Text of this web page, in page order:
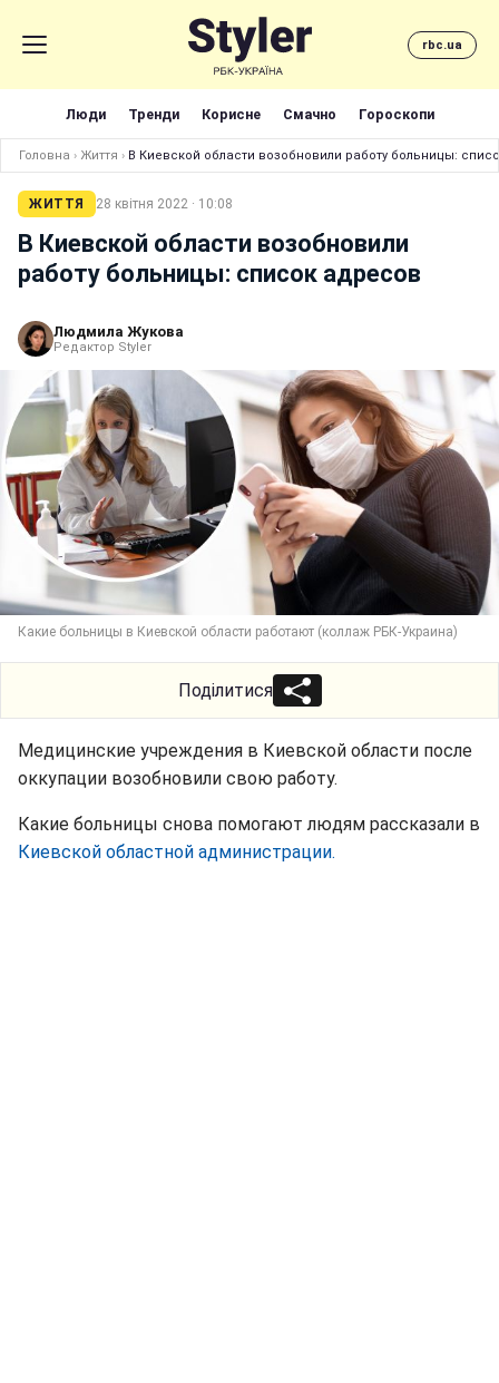
rbc.ua
Люди Тренди Корисне Смачно Гороскопи
Головна › Життя › В Киевской области возобновили работу больницы:
ЖИТТЯ 28 квітня 2022 · 10:08
В Киевской области возобновили
работу больницы: список адресов
Людмила Жукова
Редактор Styler
Какие больницы в Киевской области работают (коллаж РБК-Украина)
Поділитися
Медицинские учреждения в Киевской области после
оккупации возобновили свою работу.
Какие больницы снова помогают людям рассказали в
Киевской областной администрации.